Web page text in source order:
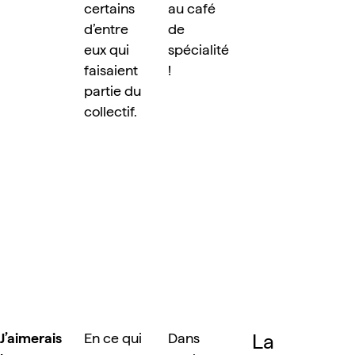
certains
d’entre
eux qui
faisaient
partie du
collectif.
au café
de
spécialité
!
J’aimerais
En ce qui
Dans
La